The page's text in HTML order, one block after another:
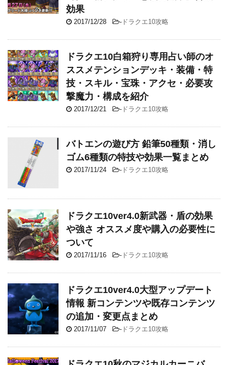
効果
2017/12/28 - ドラクエ10攻略
ドラクエ10白箱狩り専用占い師のオ
ススメテンションデッキ・装備・特
技・スキル・宝珠・アクセ・必要攻
撃魔力・構成を紹介
2017/12/21 - ドラクエ10攻略
バトエンの遊び方 鉛筆50種類・消し
ゴム6種類の特技や効果一覧まとめ
2017/11/24 - ドラクエ10攻略
ドラクエ10ver4.0新武器・盾の効果
や強さ オススメ度や購入の必要性に
ついて
2017/11/16 - ドラクエ10攻略
ドラクエ10ver4.0大型アップデート
情報 新コンテンツや既存コンテンツ
の追加・変更点まとめ
2017/11/07 - ドラクエ10攻略